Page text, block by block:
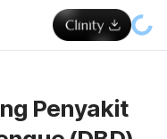
Penyakit